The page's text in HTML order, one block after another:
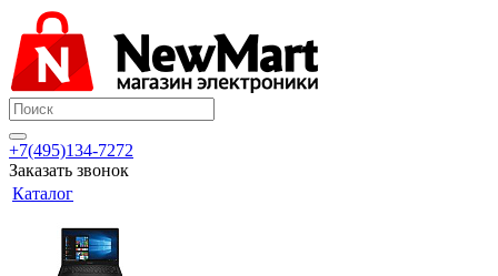
+7(495)134-7272
Заказать звонок
Каталог